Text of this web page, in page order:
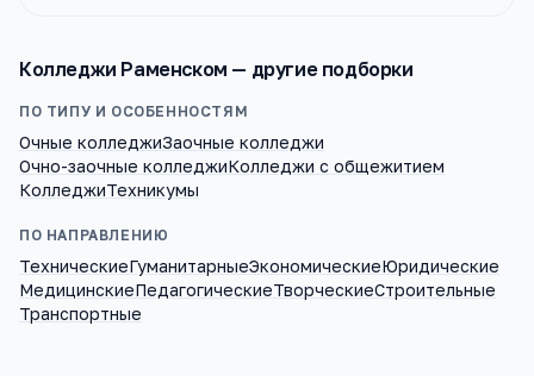
Колледжи Раменском — другие подборки
ПО ТИПУ И ОСОБЕННОСТЯМ
Очные колледжиЗаочные колледжи
Очно-заочные колледжиКолледжи с общежитием
КолледжиТехникумы
ПО НАПРАВЛЕНИЮ
ТехническиеГуманитарныеЭкономическиеЮридические
МедицинскиеПедагогическиеТворческиеСтроительные
Транспортные